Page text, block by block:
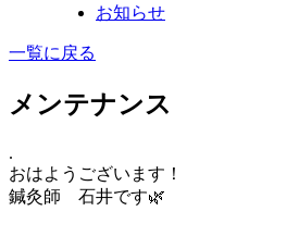
お知らせ
一覧に戻る
メンテナンス
.
おはようございます！
鍼灸師 石井です🌿